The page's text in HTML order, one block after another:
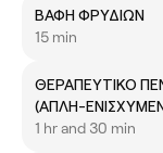
ΒΑΦΗ ΦΡΥΔΙΩΝ
15 min
ΘΕΡΑΠΕΥΤΙΚΟ
(ΑΠΛΗ-
1 hr and 30 min